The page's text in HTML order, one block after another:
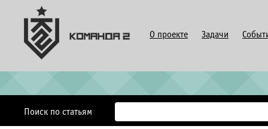
О проекте Задачи
Поиск по статьям